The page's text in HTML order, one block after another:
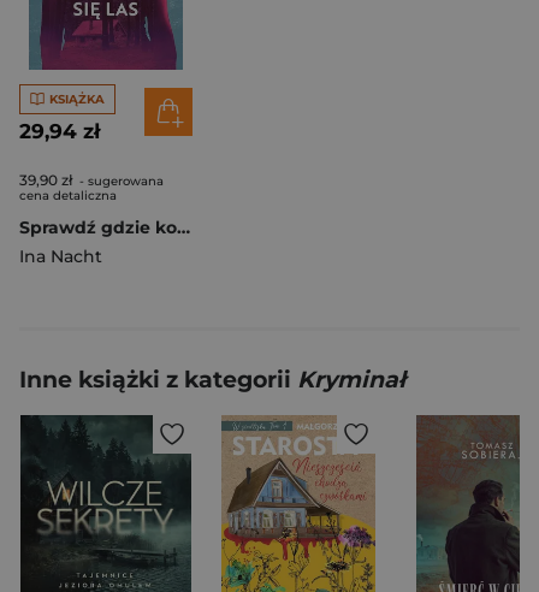
KSIĄŻKA
29,94 zł
39,90 zł - sugerowana
cena detaliczna
Sprawdź gdzie kończy się las
Ina Nacht
Inne książki z kategorii Kryminał